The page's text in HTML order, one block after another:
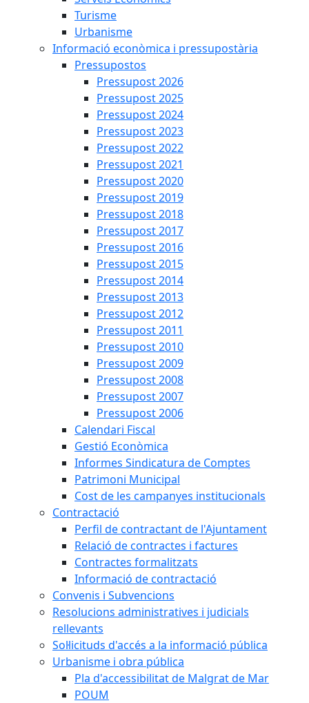
Turisme
Urbanisme
Informació econòmica i pressupostària
Pressupostos
Pressupost 2026
Pressupost 2025
Pressupost 2024
Pressupost 2023
Pressupost 2022
Pressupost 2021
Pressupost 2020
Pressupost 2019
Pressupost 2018
Pressupost 2017
Pressupost 2016
Pressupost 2015
Pressupost 2014
Pressupost 2013
Pressupost 2012
Pressupost 2011
Pressupost 2010
Pressupost 2009
Pressupost 2008
Pressupost 2007
Pressupost 2006
Calendari Fiscal
Gestió Econòmica
Informes Sindicatura de Comptes
Patrimoni Municipal
Cost de les campanyes institucionals
Contractació
Perfil de contractant de l'Ajuntament
Relació de contractes i factures
Contractes formalitzats
Informació de contractació
Convenis i Subvencions
Resolucions administratives i judicials
rellevants
Sol·licituds d'accés a la informació pública
Urbanisme i obra pública
Pla d'accessibilitat de Malgrat de Mar
POUM